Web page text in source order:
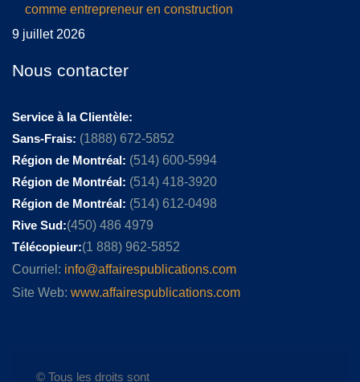
comme entrepreneur en construction
9 juillet 2026
Nous contacter
Service à la Clientèle:
Sans-Frais: (1888) 672-5852
Région de Montréal: (514) 600-5994
Région de Montréal: (514) 418-3920
Région de Montréal: (514) 612-0498
Rive Sud:(450) 486 4979
Télécopieur:(1 888) 962-5852
Courriel: info@affairespublications.com
Site Web: www.affairespublications.com
© Tous les droits sont